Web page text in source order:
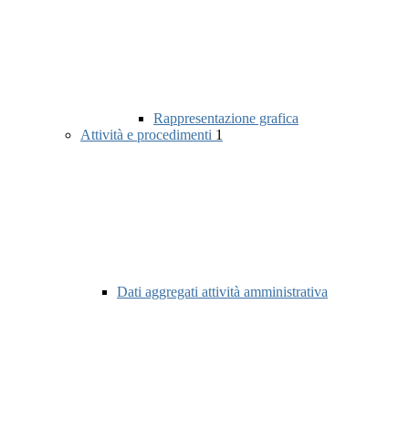
Rappresentazione grafica
Attività e procedimenti 1
Dati aggregati attività amministrativa